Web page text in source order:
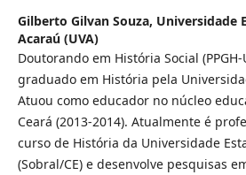
Gilberto Gilvan Souza, Universidade
Acaraú (UVA)
Doutorando em História Social (PPGH-
graduado em História pela
Atuou como educador no núcleo
Ceará (2013-2014). Atualmente é
curso de História da Universidade
(Sobral/CE) e desenvolve pesquisas